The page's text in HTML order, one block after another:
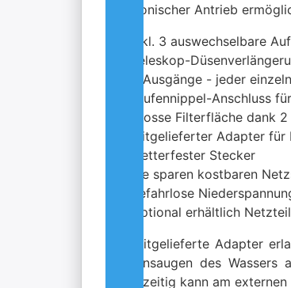
elektronischer Antrieb
inkl. 3 auswechselbare
Teleskop-
2 Ausgänge - jeder
Stufennippel-Anschluss
grosse Filterfläche dank
mitgelieferter Adapter
wetterfester Stecker
Sie sparen kostbaren
gefahrlose
Optional erhältlich
Der mitgelieferte Adapter
das Ansaugen des
Gleichzeitig kann am